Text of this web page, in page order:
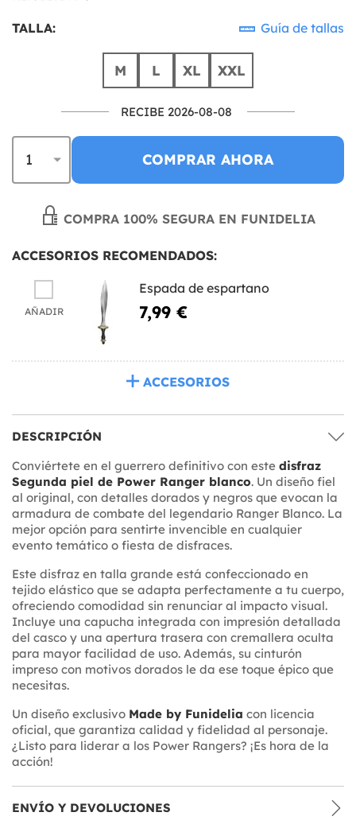
TALLA: Guía de tallas
M L XL XXL
RECIBE 2026-08-08
COMPRAR AHORA
COMPRA 100% SEGURA EN FUNIDELIA
ACCESORIOS RECOMENDADOS:
AÑADIR
Espada de espartano
7,99 €
ACCESORIOS
DESCRIPCIÓN
Conviértete en el guerrero definitivo con este disfraz
Segunda piel de Power Ranger blanco. Un diseño fiel
al original, con detalles dorados y negros que evocan la
armadura de combate del legendario Ranger Blanco. La
mejor opción para sentirte invencible en cualquier
evento temático o fiesta de disfraces.
Este disfraz en talla grande está confeccionado en
tejido elástico que se adapta perfectamente a tu cuerpo,
ofreciendo comodidad sin renunciar al impacto visual.
Incluye una capucha integrada con impresión detallada
del casco y una apertura trasera con cremallera oculta
para mayor facilidad de uso. Además, su cinturón
impreso con motivos dorados le da ese toque épico que
necesitas.
Un diseño exclusivo Made by Funidelia con licencia
oficial, que garantiza calidad y fidelidad al personaje.
¿Listo para liderar a los Power Rangers? ¡Es hora de la
acción!
ENVÍO Y DEVOLUCIONES